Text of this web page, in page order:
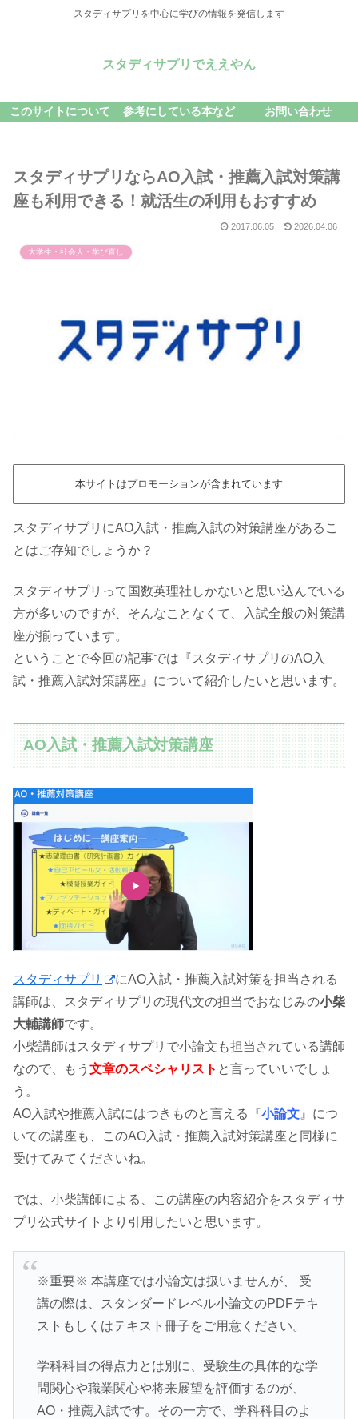
スタディサプリを中心に学びの情報を発信します
スタディサプリでええやん
このサイトについて 参考にしている本など お問い合わせ
スタディサプリならAO入試・推薦入試対策講
座も利用できる！就活生の利用もおすすめ
2017.06.05 2026.04.06
大学生・社会人・学び直し
本サイトはプロモーションが含まれています
スタディサプリにAO入試・推薦入試の対策講座があるこ
とはご存知でしょうか？
スタディサプリって国数英理社しかないと思い込んでいる
方が多いのですが、そんなことなくて、入試全般の対策講
座が揃っています。
ということで今回の記事では『スタディサプリのAO入
試・推薦入試対策講座』について紹介したいと思います。
AO入試・推薦入試対策講座
スタディサプリ
にAO入試・推薦入試対策を担当される
講師は、スタディサプリの現代文の担当でおなじみの小柴
大輔講師です。
小柴講師はスタディサプリで小論文も担当されている講師
なので、もう 文章のスペシャリスト と言っていいでしょ
う。
AO入試や推薦入試にはつきものと言える『 小論文』につ
いての講座も、このAO入試・推薦入試対策講座と同様に
受けてみてくださいね。
では、小柴講師による、この講座の内容紹介をスタディサ
プリ公式サイトより引用したいと思います。
※重要※ 本講座では小論文は扱いませんが、 受
講の際は、スタンダードレベル小論文のPDFテキ
ストもしくはテキスト冊子をご用意ください。
学科科目の得点力とは別に、受験生の具体的な学
問関心や職業関心や将来展望を評価するのが、
AO・推薦入試です。その一方で、学科科目のよ